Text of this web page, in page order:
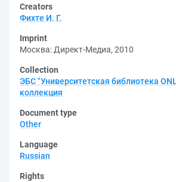
Creators
Фихте И. Г.
Imprint
Москва: Директ-Медиа, 2010
Collection
ЭБС "Университетская библиотека
коллекция
Document type
Other
Language
Russian
Rights